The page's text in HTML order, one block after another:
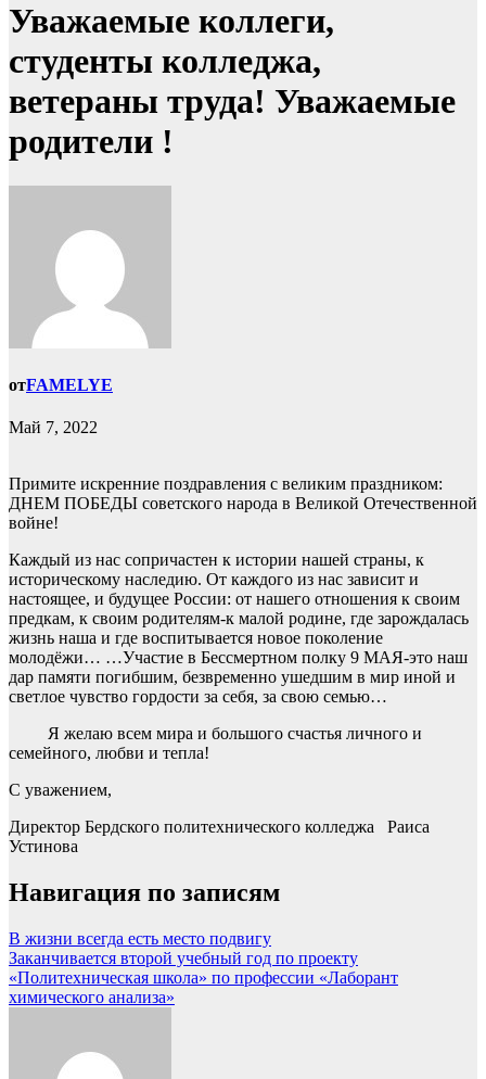
Уважаемые коллеги,
студенты колледжа,
ветераны труда! Уважаемые
родители !
отFAMELYE
Май 7, 2022
Примите искренние поздравления с великим праздником:
ДНЕМ ПОБЕДЫ советского народа в Великой Отечественной
войне!
Каждый из нас сопричастен к истории нашей страны, к
историческому наследию. От каждого из нас зависит и
настоящее, и будущее России: от нашего отношения к своим
предкам, к своим родителям-к малой родине, где зарождалась
жизнь наша и где воспитывается новое поколение
молодёжи… …Участие в Бессмертном полку 9 МАЯ-это наш
дар памяти погибшим, безвременно ушедшим в мир иной и
светлое чувство гордости за себя, за свою семью…
Я желаю всем мира и большого счастья личного и
семейного, любви и тепла!
С уважением,
Директор Бердского политехнического колледжа Раиса
Устинова
Навигация по записям
В жизни всегда есть место подвигу
Заканчивается второй учебный год по проекту
«Политехническая школа» по профессии «Лаборант
химического анализа»